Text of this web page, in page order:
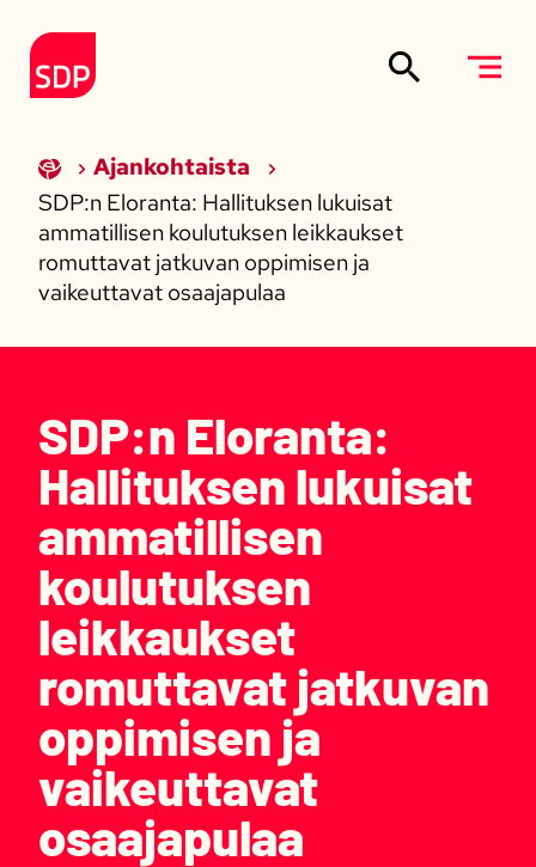
Etusivulle
Ajankohtaista
SDP:n Eloranta: Hallituksen lukuisat
ammatillisen koulutuksen leikkaukset
romuttavat jatkuvan oppimisen ja
vaikeuttavat osaajapulaa
SDP:n Eloranta:
Hallituksen lukuisat
ammatillisen
koulutuksen
leikkaukset
romuttavat jatkuvan
oppimisen ja
vaikeuttavat
osaajapulaa